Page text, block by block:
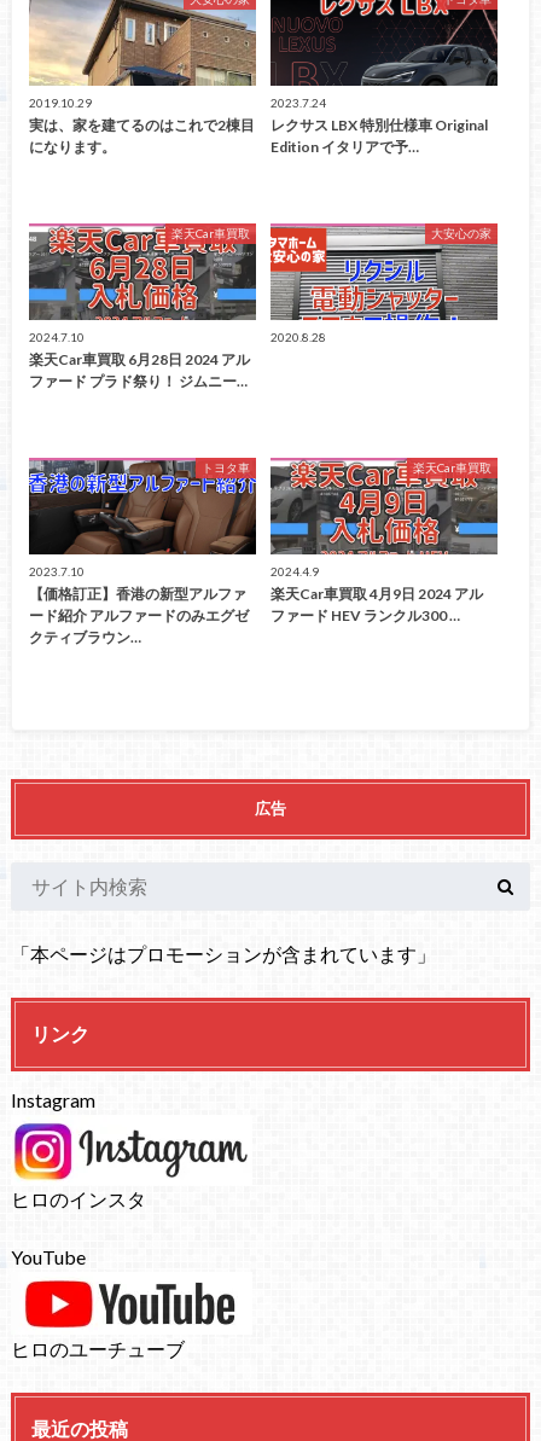
2019.10.29
実は、家を建てるのはこれで2棟目
になります。
2023.7.24
レクサス LBX 特別仕様車 Original
Edition イタリアで予…
楽天Car車買取
2024.7.10
楽天Car車買取 6月28日 2024 アル
ファード プラド祭り！ ジムニー…
大安心の家
2020.8.28
トヨタ車
2023.7.10
【価格訂正】香港の新型アルファ
ード紹介 アルファードのみエグゼ
クティブラウン…
楽天Car車買取
2024.4.9
楽天Car車買取 4月9日 2024 アル
ファード HEV ランクル300 …
広告
「本ページはプロモーションが含まれています」
リンク
Instagram
ヒロのインスタ
YouTube
ヒロのユーチューブ
最近の投稿